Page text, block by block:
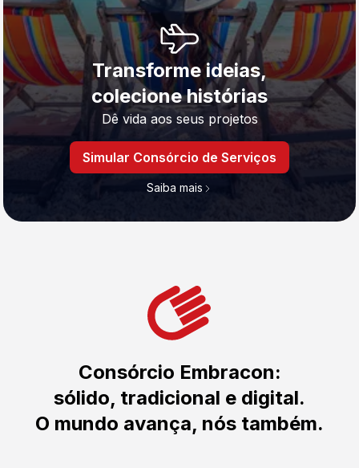
Transforme ideias,
colecione histórias
Dê vida aos seus projetos
Simular Consórcio de Serviços
Saiba mais
Consórcio Embracon:
sólido, tradicional e digital.
O mundo avança, nós também.